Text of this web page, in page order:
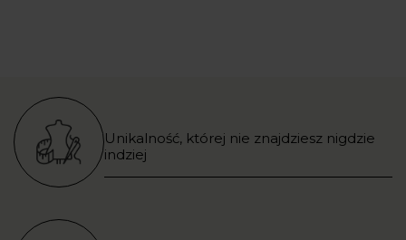
Unikalność, której nie znajdziesz nigdzie
indziej